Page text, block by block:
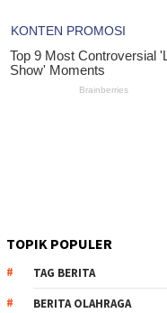
TOPIK POPULER
TAG BERITA
BERITA OLAHRAGA